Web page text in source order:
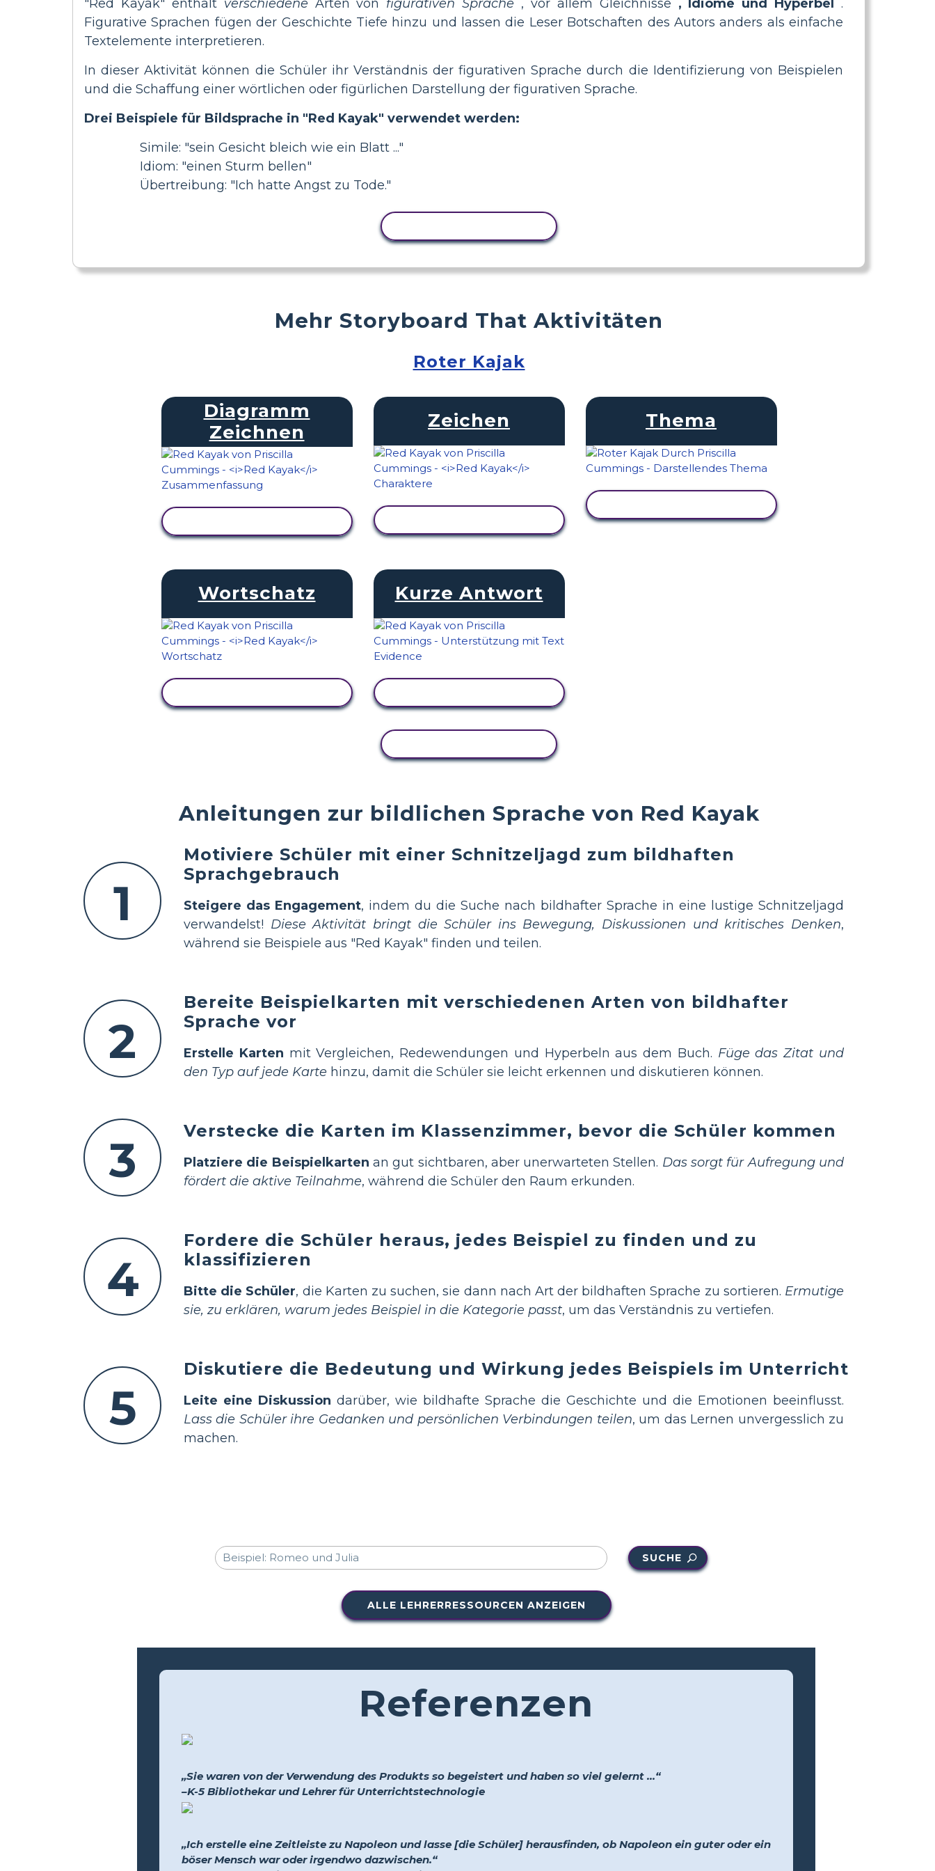
"Red Kayak" enthält verschiedene Arten von figurativen Sprache , vor allem Gleichnisse , Idiome und Hyperbel .
Figurative Sprachen fügen der Geschichte Tiefe hinzu und lassen die Leser Botschaften des Autors anders als einfache
Textelemente interpretieren.
In dieser Aktivität können die Schüler ihr Verständnis der figurativen Sprache durch die Identifizierung von Beispielen
und die Schaffung einer wörtlichen oder figürlichen Darstellung der figurativen Sprache.
Drei Beispiele für Bildsprache in "Red Kayak" verwendet werden:
Simile: "sein Gesicht bleich wie ein Blatt ..."
Idiom: "einen Sturm bellen"
Übertreibung: "Ich hatte Angst zu Tode."
Anleitungen zur bildlichen Sprache von Red Kayak
1
Motiviere Schüler mit einer Schnitzeljagd zum bildhaften
Sprachgebrauch
Steigere das Engagement, indem du die Suche nach bildhafter Sprache in eine lustige Schnitzeljagd
verwandelst! Diese Aktivität bringt die Schüler ins Bewegung, Diskussionen und kritisches Denken,
während sie Beispiele aus "Red Kayak" finden und teilen.
2
Bereite Beispielkarten mit verschiedenen Arten von bildhafter
Sprache vor
Erstelle Karten mit Vergleichen, Redewendungen und Hyperbeln aus dem Buch. Füge das Zitat und
den Typ auf jede Karte hinzu, damit die Schüler sie leicht erkennen und diskutieren können.
3
Verstecke die Karten im Klassenzimmer, bevor die Schüler kommen
Platziere die Beispielkarten an gut sichtbaren, aber unerwarteten Stellen. Das sorgt für Aufregung und
fördert die aktive Teilnahme, während die Schüler den Raum erkunden.
4
Fordere die Schüler heraus, jedes Beispiel zu finden und zu
klassifizieren
Bitte die Schüler, die Karten zu suchen, sie dann nach Art der bildhaften Sprache zu sortieren. Ermutige
sie, zu erklären, warum jedes Beispiel in die Kategorie passt, um das Verständnis zu vertiefen.
5
Diskutiere die Bedeutung und Wirkung jedes Beispiels im Unterricht
Leite eine Diskussion darüber, wie bildhafte Sprache die Geschichte und die Emotionen beeinflusst.
Lass die Schüler ihre Gedanken und persönlichen Verbindungen teilen, um das Lernen unvergesslich zu
machen.
Mehr Storyboard That Aktivitäten
Roter Kajak
Diagramm
Zeichnen
Zeichen Thema
Wortschatz Kurze Antwort
SUCHE
ALLE LEHRERRESSOURCEN ANZEIGEN
Referenzen
„Sie waren von der Verwendung des Produkts so begeistert und haben so viel gelernt …“
–K-5 Bibliothekar und Lehrer für Unterrichtstechnologie
„Ich erstelle eine Zeitleiste zu Napoleon und lasse [die Schüler] herausfinden, ob Napoleon ein guter oder ein
böser Mensch war oder irgendwo dazwischen.“